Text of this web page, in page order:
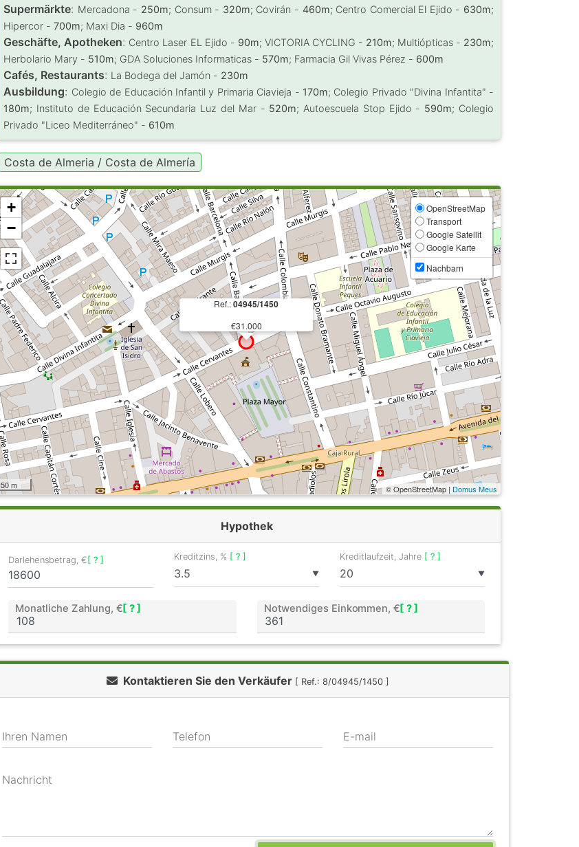
Supermärkte: Mercadona - 250m; Consum - 320m; Covirán - 460m; Centro Comercial El Ejido - 630m;
Hipercor -700m; Maxi Dia - 960m
Geschäfte, Apotheken: Centro Laser EL Ejido - 90m; VICTORIA CYCLING - 210m; Multiópticas - 230m;
Herbolario Mary - 510m; GDA Soluciones Informaticas - 570m; Farmacia Gil Vivas Pérez - 600m
Cafés, Restaurants: La Bodega del Jamón - 230m
Ausbildung: Colegio de Educación Infantil y Primaria Ciavieja - 170m; Colegio Privado "Divina Infantita" -
180m; Instituto de Educación Secundaria Luz del Mar - 520m; Autoescuela Stop Ejido - 590m; Colegio
Privado "Liceo Mediterráneo" - 610m
Costa de Almeria / Costa de Almería
Ref.:04945/1450
€31.000
+
−
OpenStreetMap
Transport
Google Satellit
Google Karte
Nachbarn
50 m © OpenStreetMap | Domus Meus
Hypothek
Darlehensbetrag, €[ ? ]
▼
Kreditzins, % [ ? ]
▼
Kreditlaufzeit, Jahre [ ? ]
Monatliche Zahlung, €[ ? ] Notwendiges Einkommen, €[ ? ]
Kontaktieren Sie den Verkäufer [ Ref.: 8/04945/1450 ]
Ihren Namen Telefon E-mail
Nachricht